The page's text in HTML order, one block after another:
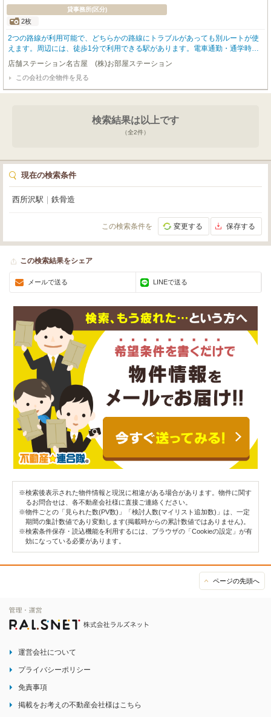
貸事務所(区分)
2枚
2つの路線が利用可能で、どちらかの路線にトラブルがあっても別ルートが使
えます。周辺には、徒歩1分で利用できる駅があります。電車通勤・通学時に
嬉しい駅まで平坦な立地です。
店舗ステーション名古屋 (株)お部屋ステーション
この会社の全物件を見る
検索結果は以上です
（全2件）
現在の検索条件
西所沢駅 鉄骨造
この検索条件を 変更する 保存する
この検索結果をシェア
メールで送る LINEで送る
※検索後表示された物件情報と現況に相違がある場合があります。物件に関す
るお問合せは、各不動産会社様に直接ご連絡ください。
※物件ごとの「見られた数(PV数)」「検討人数(マイリスト追加数)」は、一定
期間の集計数値であり変動します(掲載時からの累計数値ではありません)。
※検索条件保存・読込機能を利用するには、ブラウザの「Cookieの設定」が有
効になっている必要があります。
ページの先頭へ
運営会社について
プライバシーポリシー
免責事項
掲載をお考えの不動産会社様はこちら